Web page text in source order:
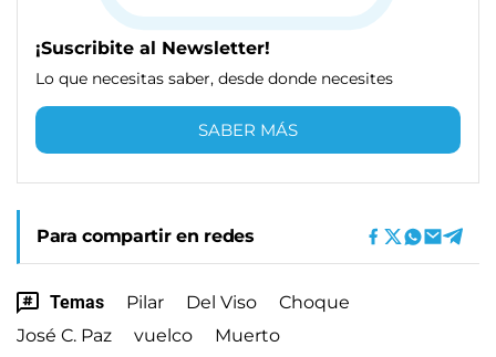
¡Suscribite al Newsletter!
Lo que necesitas saber, desde donde necesites
SABER MÁS
Para compartir en redes
Temas Pilar Del Viso
Choque
José C. Paz
vuelco Muerto